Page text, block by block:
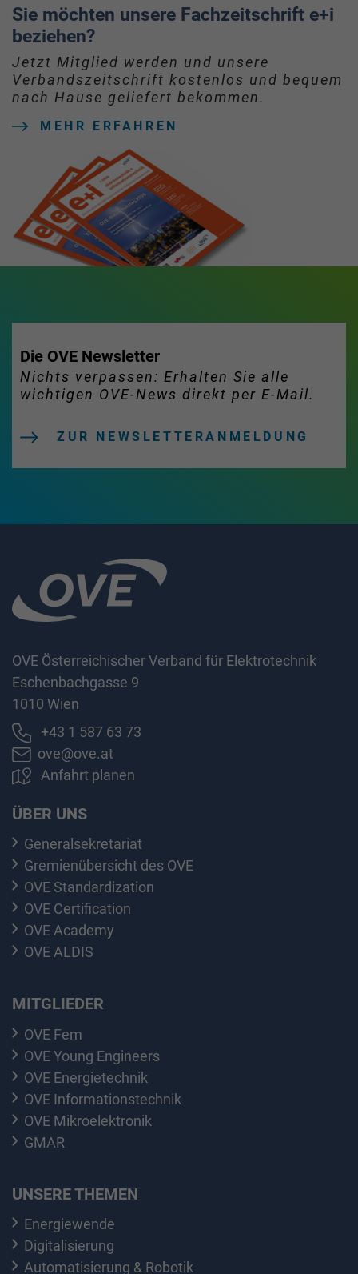
Sie möchten unsere Fachzeitschrift e+i
beziehen?
Jetzt Mitglied werden und unsere
Verbandszeitschrift kostenlos und bequem
nach Hause geliefert bekommen.
MEHR ERFAHREN
Die OVE Newsletter
Nichts verpassen: Erhalten Sie alle
wichtigen OVE-News direkt per E-Mail.
ZUR NEWSLETTERANMELDUNG
OVE Österreichischer Verband für Elektrotechnik
Eschenbachgasse 9
1010 Wien
+43 1 587 63 73
ove@ove.at
Anfahrt planen
ÜBER UNS
Generalsekretariat
Gremienübersicht des OVE
OVE Standardization
OVE Certification
OVE Academy
OVE ALDIS
MITGLIEDER
OVE Fem
OVE Young Engineers
OVE Energietechnik
OVE Informationstechnik
OVE Mikroelektronik
GMAR
UNSERE THEMEN
Energiewende
Digitalisierung
Automatisierung & Robotik